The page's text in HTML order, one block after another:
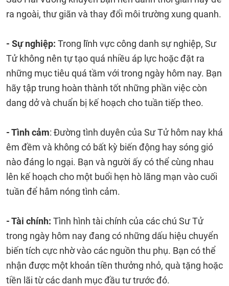
ra ngoài, thư giãn và thay đổi môi trường xung quanh.
- Sự nghiệp: Trong lĩnh vực công danh sự nghiệp, Sư
Tử không nên tự tạo quá nhiều áp lực hoặc đặt ra
những mục tiêu quá tầm với trong ngày hôm nay. Bạn
hãy tập trung hoàn thành tốt những phần việc còn
dang dở và chuẩn bị kế hoạch cho tuần tiếp theo.
- Tình cảm: Đường tình duyên của Sư Tử hôm nay khá
êm đềm và không có bất kỳ biến động hay sóng gió
nào đáng lo ngại. Bạn và người ấy có thể cùng nhau
lên kế hoạch cho một buổi hẹn hò lãng mạn vào cuối
tuần để hâm nóng tình cảm.
- Tài chính: Tình hình tài chính của các chú Sư Tử
trong ngày hôm nay đang có những dấu hiệu chuyển
biến tích cực nhờ vào các nguồn thu phụ. Bạn có thể
nhận được một khoản tiền thưởng nhỏ, quà tặng hoặc
tiền lãi từ các danh mục đầu tư trước đó.